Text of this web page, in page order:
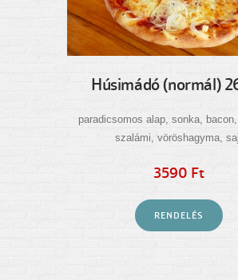
Húsimádó (normál)
paradicsomos alap, sonka,
szalámi, vöröshagyma,
3590 Ft
RENDELÉS